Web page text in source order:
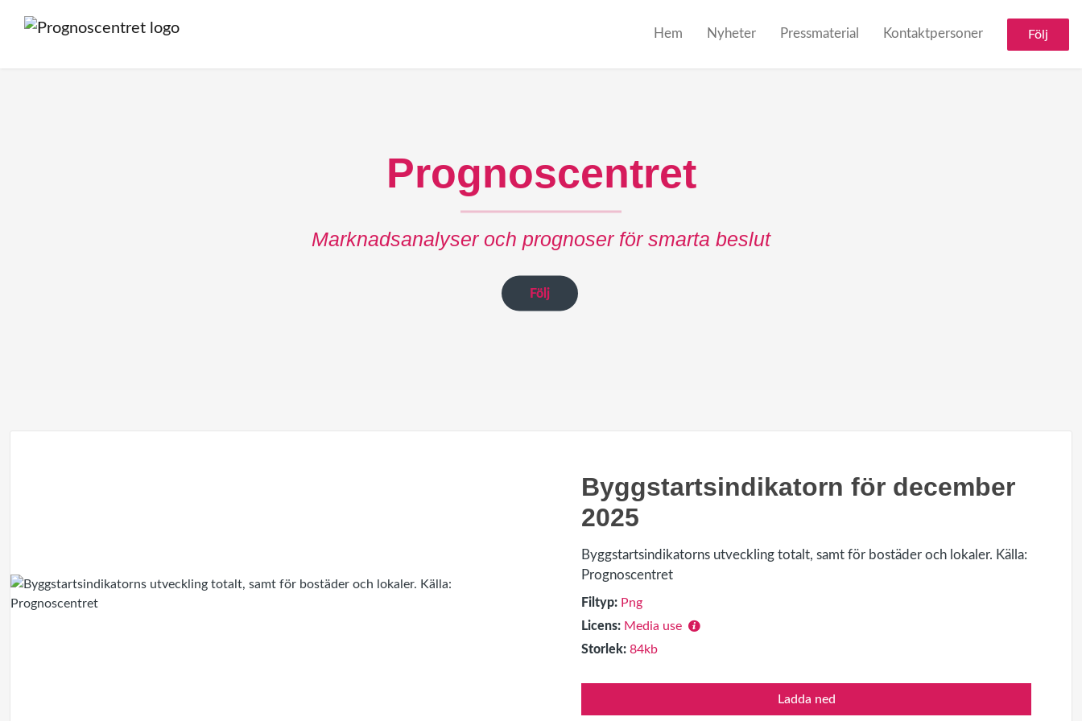
Hem Nyheter Pressmaterial Kontaktpersoner Följ
Prognoscentret
Marknadsanalyser och prognoser för smarta beslut
Följ
Byggstartsindikatorn för december
2025
Byggstartsindikatorns utveckling totalt, samt för bostäder och lokaler. Källa:
Prognoscentret
Filtyp: Png
Licens: Media use
Storlek: 84kb
Ladda ned